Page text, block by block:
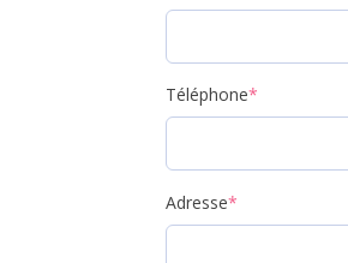
Téléphone*
Adresse*